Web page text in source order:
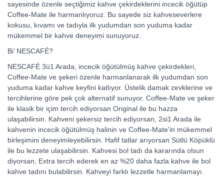
sayesinde özenle seçtiğimiz kahve çekirdeklerini incecik öğütüp
Coffee-Mate ile harmanlıyoruz. Bu sayede siz kahveseverlere
kokusu, kıvamı ve tadıyla ilk yudumdan son yuduma kadar
mükemmel bir kahve deneyimi sunuyoruz.
Bi’ NESCAFÉ?
NESCAFÉ 3ü1 Arada, incecik öğütülmüş kahve çekirdekleri,
Coffee-Mate ve şekeri özenle harmanlanarak ilk yudumdan son
yuduma kadar kahve keyfini katlıyor. Üstelik damak zevklerine ve
tercihlerine göre pek çok alternatif sunuyor. Coffee-Mate ve şeker
ile klasik bir içim tercih ediyorsan Original ile bu hazza
ulaşabilirsin. Kahveni şekersiz tercih ediyorsan, 2si1 Arada ile
kahvenin incecik öğütülmüş halinin ve Coffee-Mate'in mükemmel
birleşimini deneyimleyebilirsin. Hafif tatlar arıyorsan Sütlü Köpüklü
ile bu lezzete ulaşabilirsin. Kahvesi bol tadı da kararında olsun
diyorsan, Extra tercih ederek en az %20 daha fazla kahve ile bol
kahve tadını bulabilirsin. Kahveyi farklı lezzetle harmanlamayı